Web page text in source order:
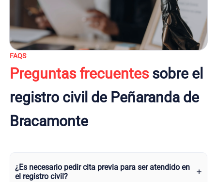
FAQS
Preguntas frecuentessobre el
registro civil de Peñaranda de
Bracamonte
¿Es necesario pedir cita previa para ser atendido en
el registro civil?